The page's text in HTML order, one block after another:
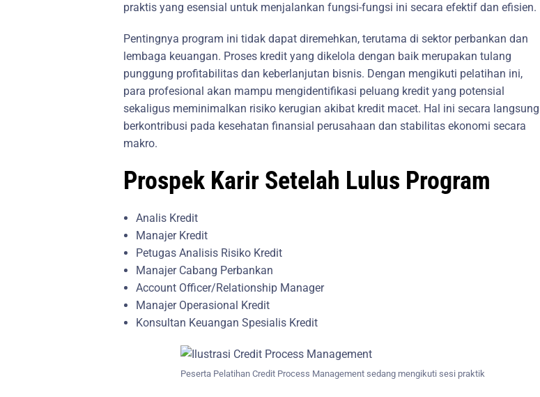
praktis yang esensial untuk menjalankan fungsi-fungsi ini secara efektif dan efisien.
Pentingnya program ini tidak dapat diremehkan, terutama di sektor perbankan dan
lembaga keuangan. Proses kredit yang dikelola dengan baik merupakan tulang
punggung profitabilitas dan keberlanjutan bisnis. Dengan mengikuti pelatihan ini,
para profesional akan mampu mengidentifikasi peluang kredit yang potensial
sekaligus meminimalkan risiko kerugian akibat kredit macet. Hal ini secara langsung
berkontribusi pada kesehatan finansial perusahaan dan stabilitas ekonomi secara
makro.
Prospek Karir Setelah Lulus Program
Analis Kredit
Manajer Kredit
Petugas Analisis Risiko Kredit
Manajer Cabang Perbankan
Account Officer/Relationship Manager
Manajer Operasional Kredit
Konsultan Keuangan Spesialis Kredit
Peserta Pelatihan Credit Process Management sedang mengikuti sesi praktik